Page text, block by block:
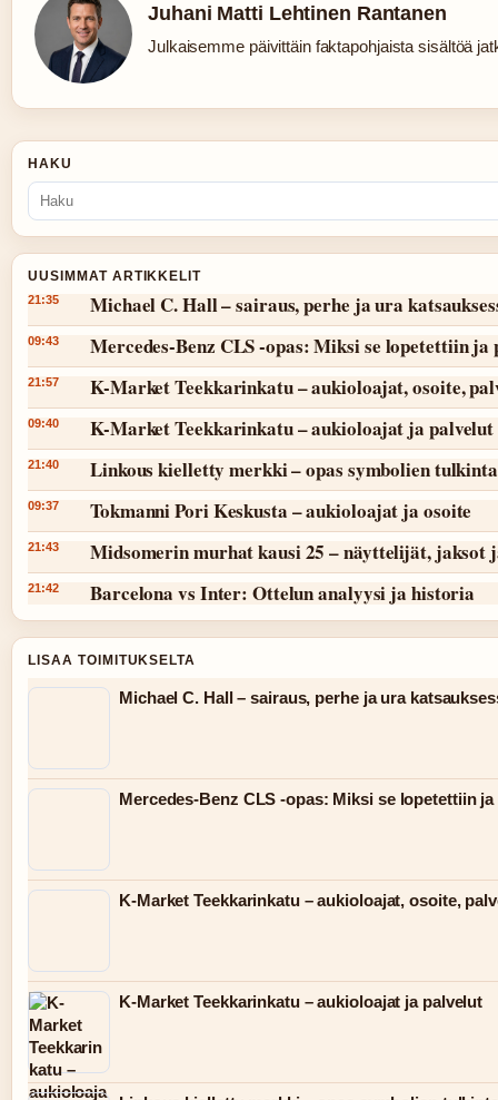
Juhani Matti Lehtinen Rantanen
Julkaisemme päivittäin faktapohjaista sisältöä
HAKU
UUSIMMAT ARTIKKELIT
21:35 Michael C. Hall – sairaus, perhe ja ura
09:43 Mercedes-Benz CLS -opas: Miksi se lopetettiin
21:57 K-Market Teekkarinkatu – aukioloajat, osoite,
09:40 K-Market Teekkarinkatu – aukioloajat ja palvelut
21:40 Linkous kielletty merkki – opas symbolien
09:37 Tokmanni Pori Keskusta – aukioloajat ja osoite
21:43 Midsomerin murhat kausi 25 – näyttelijät, jaksot
21:42 Barcelona vs Inter: Ottelun analyysi ja historia
LISAA TOIMITUKSELTA
Michael C. Hall – sairaus, perhe ja ura
Mercedes-Benz CLS -opas: Miksi se lopetettiin
K-Market Teekkarinkatu – aukioloajat, osoite,
K-Market Teekkarinkatu – aukioloajat ja palvelut